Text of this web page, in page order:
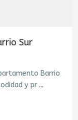
Sur
Barrio
y pr ...